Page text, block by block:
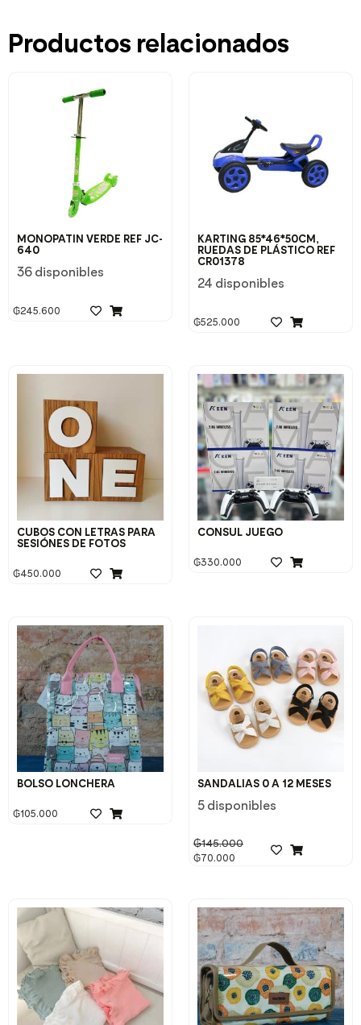
Productos relacionados
MONOPATIN VERDE REF JC-
640
36 disponibles
₲245.600
KARTING 85*46*50CM,
RUEDAS DE PLÁSTICO REF
CR01378
24 disponibles
₲525.000
CUBOS CON LETRAS PARA
SESIÓNES DE FOTOS
₲450.000
CONSUL JUEGO
₲330.000
BOLSO LONCHERA
₲105.000
SANDALIAS 0 A 12 MESES
5 disponibles
₲145.000
₲70.000